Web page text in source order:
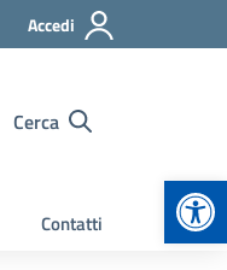
Accedi
Cerca
Contatti